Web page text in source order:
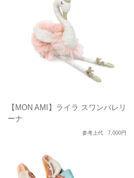
【MON AMI】ライラ スワンバレリ
ーナ
参考上代 7,000円